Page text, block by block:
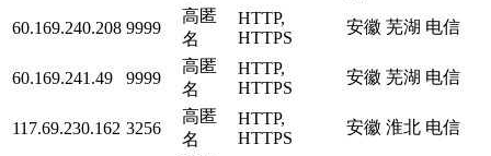
60.169.240.208 9999
高匿
名
HTTP,
HTTPS
安徽 芜湖 电信
60.169.241.49 9999
高匿
名
HTTP,
HTTPS
安徽 芜湖 电信
117.69.230.162 3256
高匿
名
HTTP,
HTTPS
安徽 淮北 电信